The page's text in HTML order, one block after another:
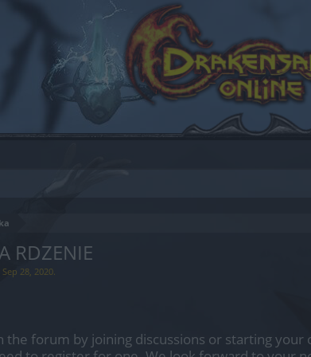
RDZENIE
Sep 28, 2020.
the forum by joining discussions or starting